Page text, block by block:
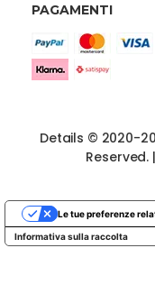
PAGAMENTI
Details © 2020-
Informativa sulla raccolta
Le tue preferenze